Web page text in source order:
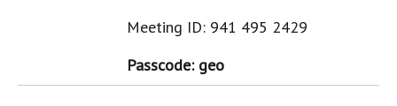
Meeting ID: 941 495 2429
Passcode: geo